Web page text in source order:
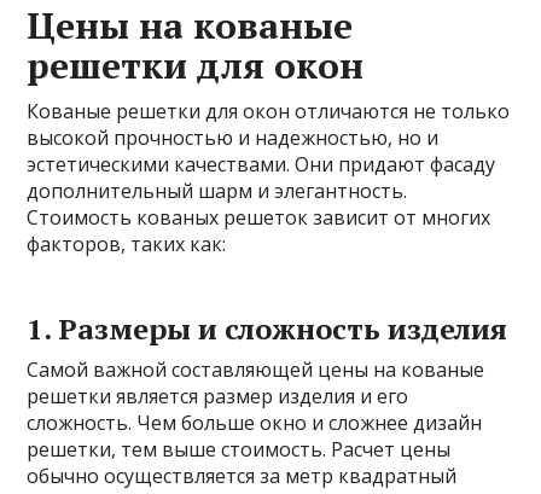
Цены на кованые
решетки для окон
Кованые решетки для окон отличаются не только
высокой прочностью и надежностью, но и
эстетическими качествами. Они придают фасаду
дополнительный шарм и элегантность.
Стоимость кованых решеток зависит от многих
факторов, таких как:
1. Размеры и сложность изделия
Самой важной составляющей цены на кованые
решетки является размер изделия и его
сложность. Чем больше окно и сложнее дизайн
решетки, тем выше стоимость. Расчет цены
обычно осуществляется за метр квадратный